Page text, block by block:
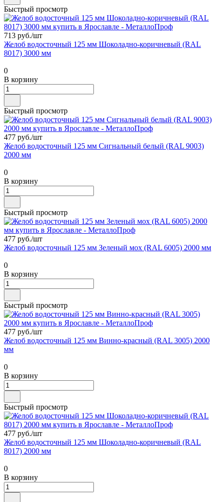
Быстрый просмотр
713 руб./шт
Желоб водосточный 125 мм Шоколадно-коричневый (RAL
8017) 3000 мм
0
В корзину
Быстрый просмотр
477 руб./шт
Желоб водосточный 125 мм Сигнальный белый (RAL 9003)
2000 мм
0
В корзину
Быстрый просмотр
477 руб./шт
Желоб водосточный 125 мм Зеленый мох (RAL 6005) 2000 мм
0
В корзину
Быстрый просмотр
477 руб./шт
Желоб водосточный 125 мм Винно-красный (RAL 3005) 2000
мм
0
В корзину
Быстрый просмотр
477 руб./шт
Желоб водосточный 125 мм Шоколадно-коричневый (RAL
8017) 2000 мм
0
В корзину